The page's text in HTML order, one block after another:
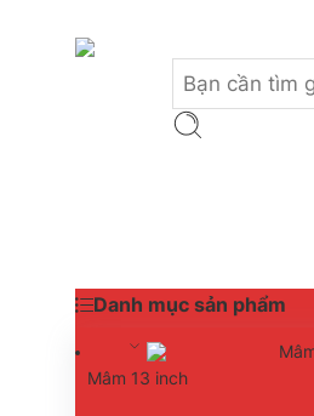
Danh mục sản phẩm
Mâm 13 inch